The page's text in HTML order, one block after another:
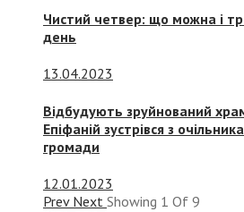
Чистий четвер: що можна і
день
13.04.2023
Відбудують зруйнований
Епіфаній зустрівся з
громади
12.01.2023
Prev Next Showing 1 Of 9